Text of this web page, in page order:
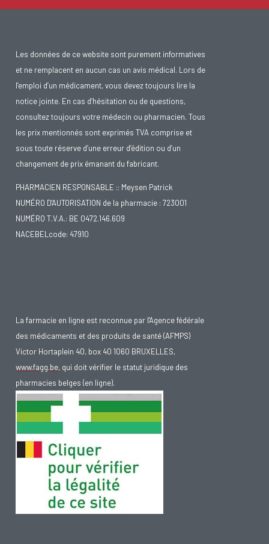
Les données de ce website sont purement informatives
et ne remplacent en aucun cas un avis médical. Lors de
l’emploi d’un médicament, vous devez toujours lire la
notice jointe. En cas d’hésitation ou de questions,
consultez toujours votre médecin ou pharmacien. Tous
les prix mentionnés sont exprimés TVA comprise et
sous toute réserve d’une erreur d’édition ou d’un
changement de prix émanant du fabricant.
PHARMACIEN RESPONSABLE :: Meysen Patrick
NUMÉRO D'AUTORISATION de la pharmacie : 723001
NUMÉRO T.V.A.: BE 0472.146.609
NACEBELcode: 47910
La farmacie en ligne est reconnue par l'Agence fédérale
des médicaments et des produits de santé (AFMPS)
Victor Hortaplein 40, box 40 1060 BRUXELLES,
www.fagg.be, qui doit vérifier le statut juridique des
pharmacies belges (en ligne).